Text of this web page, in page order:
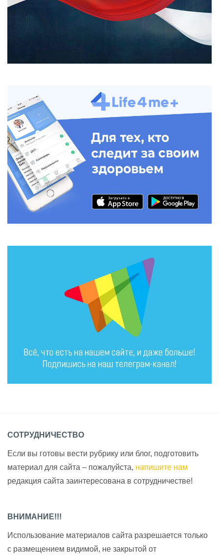
СОТРУДНИЧЕСТВО
Если вы готовы вести рубрику или блог, подготовить
материал для сайта – пожалуйста, напишите нам
редакция сайта заинтересована в сотрудничестве!
ВНИМАНИЕ!!!
Использование материалов сайта разрешается только
с размещением видимой, не закрытой от